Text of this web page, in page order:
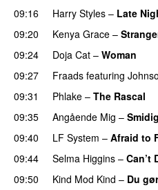
09:16
Harry Styles – Late
09:20
Kenya Grace –
09:24 Doja Cat – Woman
09:27
Fraads featuring
09:31 Phlake – The Rascal
09:35
Angående Mig –
09:40
LF System – Afraid to
09:44 Selma Higgins – Can’t
09:50
Kind Mod Kind – Du